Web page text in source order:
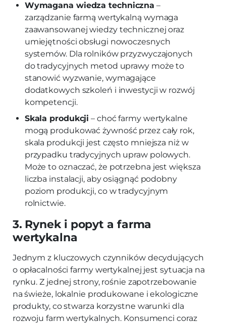
Wymagana wiedza techniczna –
zarządzanie farmą wertykalną wymaga
zaawansowanej wiedzy technicznej oraz
umiejętności obsługi nowoczesnych
systemów. Dla rolników przyzwyczajonych
do tradycyjnych metod uprawy może to
stanowić wyzwanie, wymagające
dodatkowych szkoleń i inwestycji w rozwój
kompetencji.
Skala produkcji – choć farmy wertykalne
mogą produkować żywność przez cały rok,
skala produkcji jest często mniejsza niż w
przypadku tradycyjnych upraw polowych.
Może to oznaczać, że potrzebna jest większa
liczba instalacji, aby osiągnąć podobny
poziom produkcji, co w tradycyjnym
rolnictwie.
3. Rynek i popyt a farma
wertykalna
Jednym z kluczowych czynników decydujących
o opłacalności farmy wertykalnej jest sytuacja na
rynku. Z jednej strony, rośnie zapotrzebowanie
na świeże, lokalnie produkowane i ekologiczne
produkty, co stwarza korzystne warunki dla
rozwoju farm wertykalnych. Konsumenci coraz